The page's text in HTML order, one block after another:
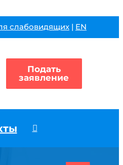
слабовидящих | EN
Подать
заявление